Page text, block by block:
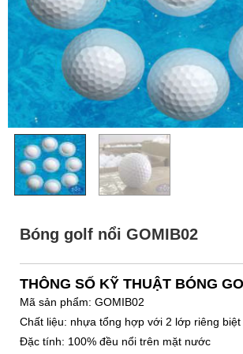
Bóng golf nổi GOMIB02
THÔNG SỐ KỸ THUẬT BÓNG
Mã sản phẩm: GOMIB02
Chất liệu: nhựa tổng hợp với 2 lớp riêng biệt
Đặc tính: 100% đều nổi trên mặt nước